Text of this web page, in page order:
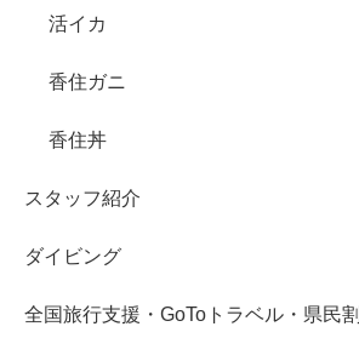
活イカ
香住ガニ
香住丼
スタッフ紹介
ダイビング
全国旅行支援・GoToトラベル・県民割